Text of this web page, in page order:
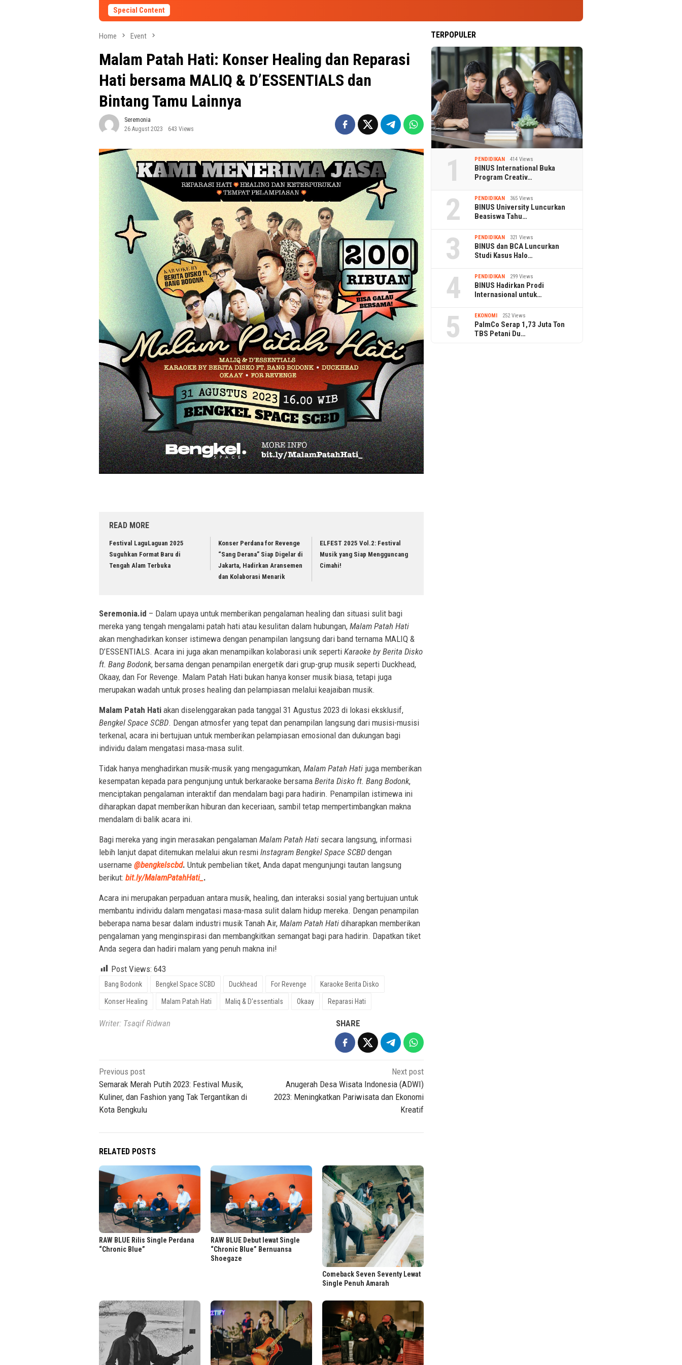
Special Content
Home Event
Malam Patah Hati: Konser Healing dan Reparasi
Hati bersama MALIQ & D’ESSENTIALS dan
Bintang Tamu Lainnya
Seremonia
26 August 2023
643 Views
READ MORE
Festival LaguLaguan 2025
Suguhkan Format Baru di
Tengah Alam Terbuka
Konser Perdana for Revenge
“Sang Derana” Siap Digelar di
Jakarta, Hadirkan Aransemen
dan Kolaborasi Menarik
ELFEST 2025 Vol.2: Festival
Musik yang Siap Mengguncang
Cimahi!
Seremonia.id – Dalam upaya untuk memberikan pengalaman healing dan situasi sulit bagi
mereka yang tengah mengalami patah hati atau kesulitan dalam hubungan, Malam Patah Hati
akan menghadirkan konser istimewa dengan penampilan langsung dari band ternama MALIQ &
D’ESSENTIALS. Acara ini juga akan menampilkan kolaborasi unik seperti Karaoke by Berita Disko
ft. Bang Bodonk, bersama dengan penampilan energetik dari grup-grup musik seperti Duckhead,
Okaay, dan For Revenge. Malam Patah Hati bukan hanya konser musik biasa, tetapi juga
merupakan wadah untuk proses healing dan pelampiasan melalui keajaiban musik.
Malam Patah Hati akan diselenggarakan pada tanggal 31 Agustus 2023 di lokasi eksklusif,
Bengkel Space SCBD. Dengan atmosfer yang tepat dan penampilan langsung dari musisi-musisi
terkenal, acara ini bertujuan untuk memberikan pelampiasan emosional dan dukungan bagi
individu dalam mengatasi masa-masa sulit.
Tidak hanya menghadirkan musik-musik yang mengagumkan, Malam Patah Hati juga memberikan
kesempatan kepada para pengunjung untuk berkaraoke bersama Berita Disko ft. Bang Bodonk,
menciptakan pengalaman interaktif dan mendalam bagi para hadirin. Penampilan istimewa ini
diharapkan dapat memberikan hiburan dan keceriaan, sambil tetap mempertimbangkan makna
mendalam di balik acara ini.
Bagi mereka yang ingin merasakan pengalaman Malam Patah Hati secara langsung, informasi
lebih lanjut dapat ditemukan melalui akun resmi Instagram Bengkel Space SCBD dengan
username @bengkelscbd. Untuk pembelian tiket, Anda dapat mengunjungi tautan langsung
berikut: bit.ly/MalamPatahHati_ .
Acara ini merupakan perpaduan antara musik, healing, dan interaksi sosial yang bertujuan untuk
membantu individu dalam mengatasi masa-masa sulit dalam hidup mereka. Dengan penampilan
beberapa nama besar dalam industri musik Tanah Air, Malam Patah Hati diharapkan memberikan
pengalaman yang menginspirasi dan membangkitkan semangat bagi para hadirin. Dapatkan tiket
Anda segera dan hadiri malam yang penuh makna ini!
Post Views: 643
Bang Bodonk Bengkel Space SCBD Duckhead For Revenge Karaoke Berita Disko
Konser Healing Malam Patah Hati Maliq & D'essentials Okaay Reparasi Hati
Writer: Tsaqif Ridwan SHARE
Post
navigation
Previous post
Semarak Merah Putih 2023: Festival Musik,
Kuliner, dan Fashion yang Tak Tergantikan di
Kota Bengkulu
Next post
Anugerah Desa Wisata Indonesia (ADWI)
2023: Meningkatkan Pariwisata dan Ekonomi
Kreatif
RELATED POSTS
RAW BLUE Rilis Single Perdana
“Chronic Blue”
RAW BLUE Debut lewat Single
“Chronic Blue” Bernuansa
Shoegaze
Comeback Seven Seventy Lewat
Single Penuh Amarah
TERPOPULER
1 PENDIDIKAN 414 Views
BINUS International Buka
Program Creativ…
2 PENDIDIKAN 365 Views
BINUS University Luncurkan
Beasiswa Tahu…
3 PENDIDIKAN 321 Views
BINUS dan BCA Luncurkan
Studi Kasus Halo…
4 PENDIDIKAN 299 Views
BINUS Hadirkan Prodi
Internasional untuk…
5 EKONOMI 252 Views
PalmCo Serap 1,73 Juta Ton
TBS Petani Du…